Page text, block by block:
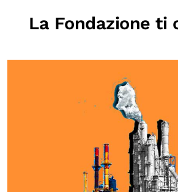
La Fondazione ti